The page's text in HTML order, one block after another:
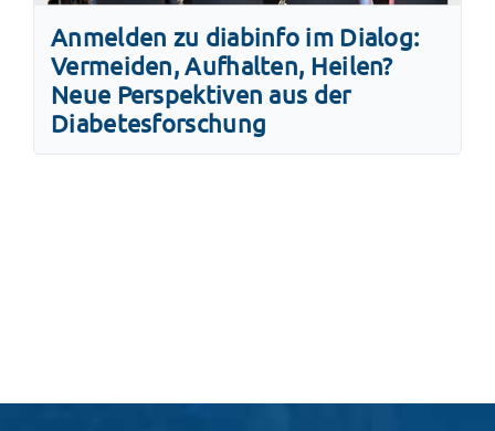
Anmelden zu diabinfo im Dialog:
Vermeiden, Aufhalten, Heilen?
Neue Perspektiven aus der
Diabetesforschung